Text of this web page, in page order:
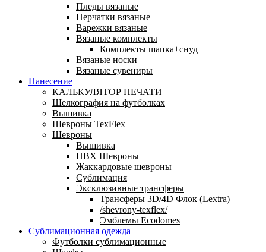
Пледы вязаные
Перчатки вязаные
Варежки вязаные
Вязаные комплекты
Комплекты шапка+снуд
Вязаные носки
Вязаные сувениры
Нанесение
КАЛЬКУЛЯТОР ПЕЧАТИ
Шелкография на футболках
Вышивка
Шевроны TexFlex
Шевроны
Вышивка
ПВХ Шевроны
Жаккардовые шевроны
Сублимация
Эксклюзивные трансферы
Трансферы 3D/4D Флок (Lextra)
/shevrony-texflex/
Эмблемы Ecodomes
Сублимационная одежда
Футболки сублимационные